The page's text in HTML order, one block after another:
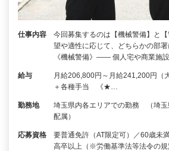
仕事内容
今回募集するのは【機械警備】と
望や適性に応じて、どちらかの部
《機械警備》―― 個人宅や商業施
給与
月給206,800円～月給241,200円（
＋各種手当 《★…
勤務地
埼玉県内各エリアでの勤務 （埼玉
配属）
応募資格
要普通免許（AT限定可）／60歳未
高卒以上（※労働基準法等法令の